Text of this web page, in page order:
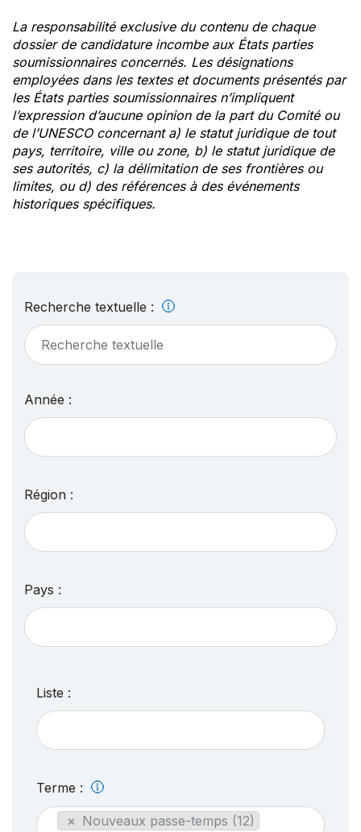
La responsabilité exclusive du contenu de chaque
dossier de candidature incombe aux États parties
soumissionnaires concernés. Les désignations
employées dans les textes et documents présentés par
les États parties soumissionnaires n’impliquent
l’expression d’aucune opinion de la part du Comité ou
de l’UNESCO concernant a) le statut juridique de tout
pays, territoire, ville ou zone, b) le statut juridique de
ses autorités, c) la délimitation de ses frontières ou
limites, ou d) des références à des événements
historiques spécifiques.
Recherche textuelle :
Année :
Région :
Pays :
Liste :
Terme :
× Nouveaux passe-temps (12)